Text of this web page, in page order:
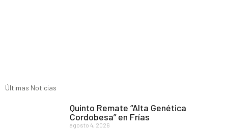
Últimas Noticias
Quinto Remate “Alta Genética
Cordobesa” en Frías
agosto 4, 2026